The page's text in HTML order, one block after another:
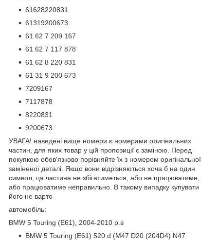
61628220831
61319200673
61 62 7 209 167
61 62 7 117 878
61 62 8 220 831
61 31 9 200 673
7209167
7117878
8220831
9200673
УВАГА! наведені вище номери є номерами оригінальних
частин, для яких товар у цій пропозиції є заміною. Перед
покупкою обов'язково порівняйте їх з номером оригінальної
заміненої деталі. Якщо вони відрізняються хоча б на один
символ, ця частина не збігатиметься, або не працюватиме,
або працюватиме неправильно. В такому випадку купувати
його не варто
автомобіль:
BMW 5 Touring (E61), 2004-2010 р.в
BMW 5 Touring (E61) 520 d (M47 D20 (204D4) N47